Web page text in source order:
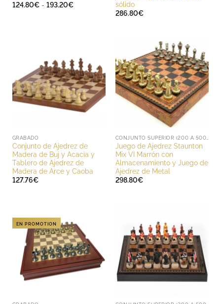
124.80€ - 193.20€Rango
sólido
286.80€
GRABADO
Conjunto de Ajedrez de
Madera de Buj y Acacia y
Tablero de Ajedrez de
Madera de Arce y Caoba
127.76€
Juego de Ajedrez Staunton
Mix VI Marrón con
Almacenamiento y Juego de
Ajedrez de Metal
298.80€
EN PROMOTION